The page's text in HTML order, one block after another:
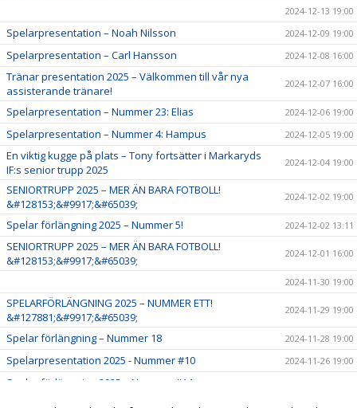
2024-12-13 19:00
Spelarpresentation – Noah Nilsson 2024-12-09 19:00
Spelarpresentation – Carl Hansson 2024-12-08 16:00
Tränar presentation 2025 – Välkommen till vår nya
assisterande tränare!
2024-12-07 16:00
Spelarpresentation – Nummer 23: Elias 2024-12-06 19:00
Spelarpresentation – Nummer 4: Hampus 2024-12-05 19:00
En viktig kugge på plats – Tony fortsätter i Markaryds
IF:s senior trupp 2025
2024-12-04 19:00
SENIORTRUPP 2025 – MER ÄN BARA FOTBOLL!
&#128153;&#9917;&#65039;
2024-12-02 19:00
Spelar förlängning 2025 – Nummer 5! 2024-12-02 13:11
SENIORTRUPP 2025 – MER ÄN BARA FOTBOLL!
&#128153;&#9917;&#65039;
2024-12-01 16:00
2024-11-30 19:00
SPELARFÖRLÄNGNING 2025 – NUMMER ETT!
&#127881;&#9917;&#65039;
2024-11-29 19:00
Spelar förlängning – Nummer 18 2024-11-28 19:00
Spelarpresentation 2025 - Nummer #10 2024-11-26 19:00
Spelar förlängning 2025 – Nummer #14
Spelar förlängning 2025 - #7 2024-11-23 16:00